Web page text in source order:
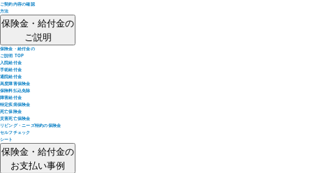
ご契約内容の確認
方法
保険金・給付金の
ご説明
保険金・給付金の
ご説明 TOP
入院給付金
手術給付金
通院給付金
高度障害保険金
保険料払込免除
障害給付金
特定疾病保険金
死亡保険金
災害死亡保険金
リビング・ニーズ特約の保険金
セルフチェック
シート
保険金・給付金の
お支払い事例